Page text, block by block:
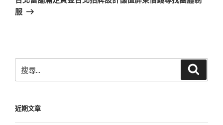
篇
服
尋
字:
近期文章